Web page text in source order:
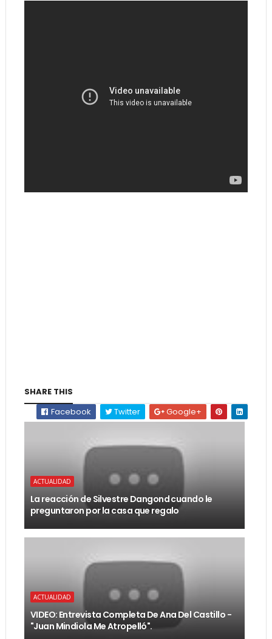
SHARE THIS
Facebook
Twitter Google+
ACTUALIDAD
La reacción de Silvestre Dangond cuando le
preguntaron por la casa que regalo
ACTUALIDAD
VIDEO: Entrevista Completa De Ana Del Castillo -
"Juan Mindiola Me Atropelló".